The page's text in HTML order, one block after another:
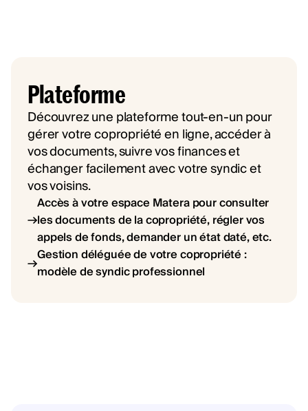
Plateforme
Découvrez une plateforme tout-en-un pour
gérer votre copropriété en ligne, accéder à
vos documents, suivre vos finances et
échanger facilement avec votre syndic et
vos voisins.
Accès à votre espace Matera pour consulter
les documents de la copropriété, régler vos
appels de fonds, demander un état daté, etc.
Gestion déléguée de votre copropriété :
modèle de syndic professionnel